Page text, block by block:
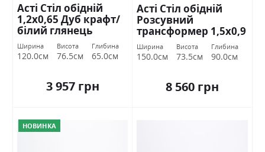
Асті Стіл обідній
1,2х0,65 Дуб крафт/
білий глянець
Міромарк
Ширина
120.0см
Висота
76.5см
Глибина
65.0см
3 957 грн
Асті Стіл обідній
Розсувний
трансформер 1,5х0,9
Дуб крафт/білий
глянець Міромарк
Ширина
150.0см
Висота
73.5см
Глибина
90.0см
8 560 грн
НОВИНКА